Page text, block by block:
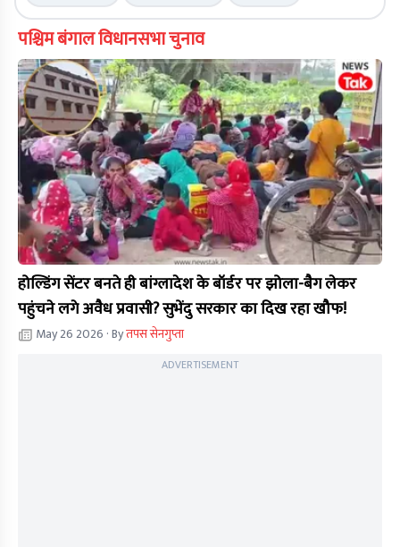
पश्चिम बंगाल विधानसभा चुनाव
होल्डिंग सेंटर बनते ही बांग्लादेश के बॉर्डर पर झोला-बैग लेकर
पहुंचने लगे अवैध प्रवासी? सुभेंदु सरकार का दिख रहा खौफ!
May 26 2026 · Byतपस सेनगुप्ता
ADVERTISEMENT